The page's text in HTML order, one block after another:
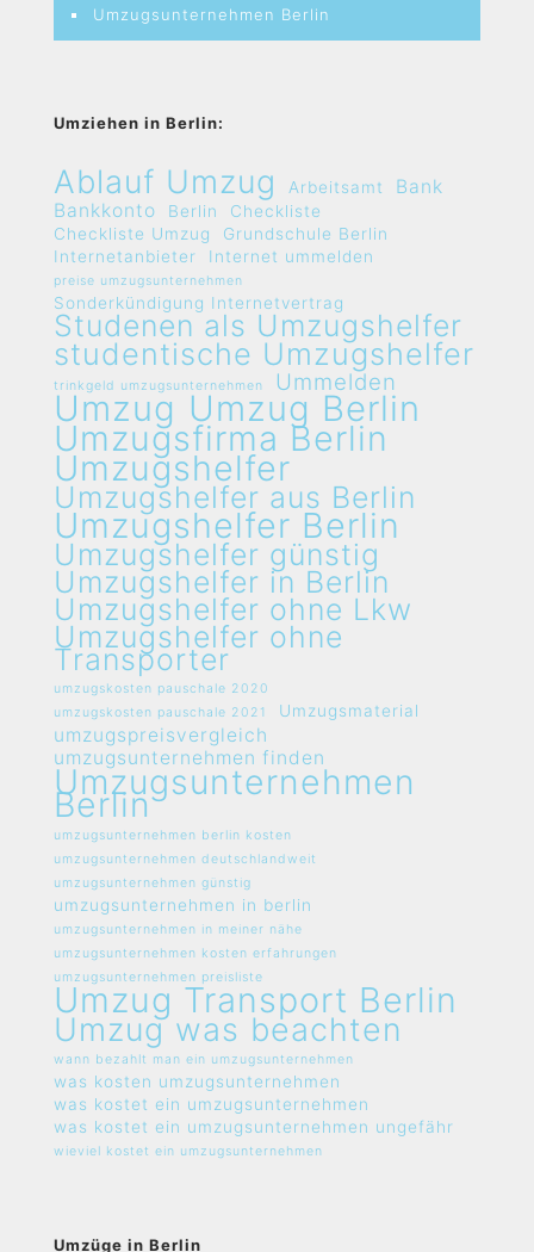
Umzugsunternehmen Berlin
Umziehen in Berlin:
Ablauf Umzug Arbeitsamt
Bank
Bankkonto
Berlin
Checkliste
Checkliste Umzug
Grundschule Berlin
Internetanbieter
Internet ummelden
preise umzugsunternehmen
Sonderkündigung Internetvertrag
Studenen als Umzugshelfer
studentische Umzugshelfer
trinkgeld umzugsunternehmen Ummelden
Umzug Umzug Berlin
Umzugsfirma Berlin
Umzugshelfer
Umzugshelfer aus Berlin
Umzugshelfer Berlin
Umzugshelfer günstig
Umzugshelfer in Berlin
Umzugshelfer ohne Lkw
Umzugshelfer ohne
Transporter
umzugskosten pauschale 2020
umzugskosten pauschale 2021
Umzugsmaterial
umzugspreisvergleich
umzugsunternehmen finden
Umzugsunternehmen
Berlin
umzugsunternehmen berlin kosten
umzugsunternehmen deutschlandweit
umzugsunternehmen günstig
umzugsunternehmen in berlin
umzugsunternehmen in meiner nähe
umzugsunternehmen kosten erfahrungen
umzugsunternehmen preisliste
Umzug Transport Berlin
Umzug was beachten
wann bezahlt man ein umzugsunternehmen
was kosten umzugsunternehmen
was kostet ein umzugsunternehmen
was kostet ein umzugsunternehmen ungefähr
wieviel kostet ein umzugsunternehmen
Umzüge in Berlin